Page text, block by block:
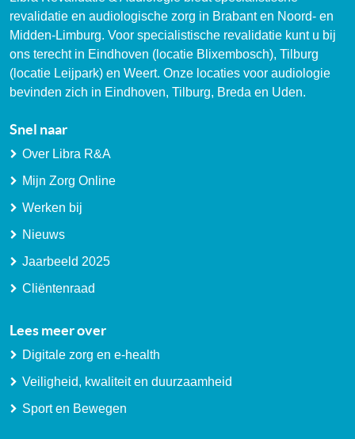
revalidatie en audiologische zorg in Brabant en Noord- en
Midden-Limburg. Voor specialistische revalidatie kunt u bij
ons terecht in Eindhoven (locatie Blixembosch), Tilburg
(locatie Leijpark) en Weert. Onze locaties voor audiologie
bevinden zich in Eindhoven, Tilburg, Breda en Uden.
Snel naar
Over Libra R&A
Mijn Zorg Online
Werken bij
Nieuws
Jaarbeeld 2025
Cliëntenraad
Lees meer over
Digitale zorg en e-health
Veiligheid, kwaliteit en duurzaamheid
Sport en Bewegen